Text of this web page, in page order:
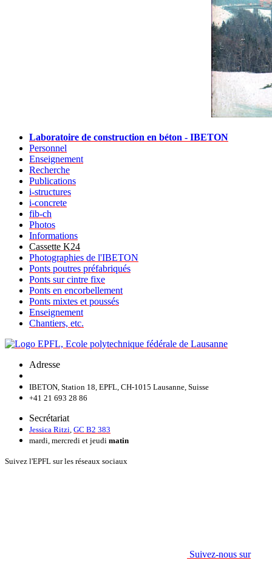
Laboratoire de construction en béton - IBETON
Personnel
Enseignement
Recherche
Publications
i-structures
i-concrete
fib-ch
Photos
Informations
Cassette K24
Photographies de l'IBETON
Ponts poutres préfabriqués
Ponts sur cintre fixe
Ponts en encorbellement
Ponts mixtes et poussés
Enseignement
Chantiers, etc.
Adresse
IBETON, Station 18, EPFL, CH-1015 Lausanne, Suisse
+41 21 693 28 86
Secrétariat
Jessica Ritzi GC B2 383
mardi, mercredi et jeudi matin
Suivez l'EPFL sur les réseaux sociaux
Suivez-nous sur